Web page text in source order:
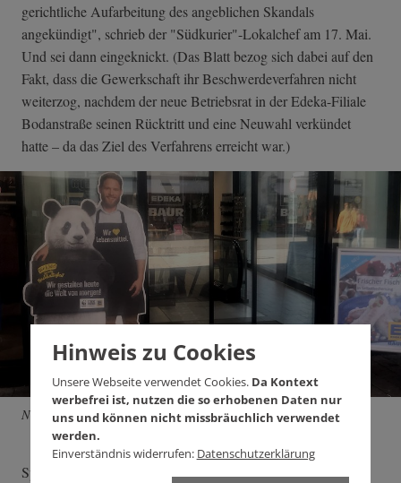
gerichtliche Aufarbeitung des angeblichen Skandals
angekündigt", schrieb der "Südkurier"-Lokalchef am 17. Mai.
Und sei dann eingeknickt. (Das Blatt bezog sich dabei auf den
Fakt, dass die Gewerkschaft ihr Beschwerdeverfahren nicht
weiterzog, nachdem der neue Betriebsrat in der Edeka-Filiale
Bodanstraße seinen Rücktritt und eine Neuwahl verkündet
hatte – da das Ziel des Verfahrens erreicht war.)
Nachhaltig? Da hilft auch kein WWF-Bär mehr. Foto: Pit Wuhrer
Spielte dabei eine Rolle, dass das Tendenzunternehmen selbst
Hinweis zu Cookies
Unsere Webseite verwendet Cookies. Da Kontext
werbefrei ist, nutzen die so erhobenen Daten nur
uns und können nicht missbräuchlich verwendet
werden.
Einverständnis widerrufen: Datenschutzerklärung